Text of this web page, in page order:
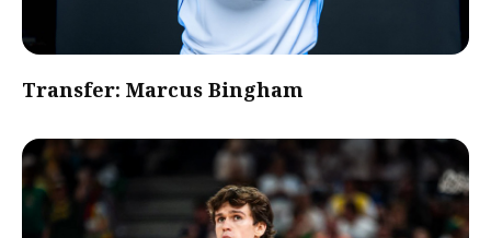
Transfer: Marcus Bingham